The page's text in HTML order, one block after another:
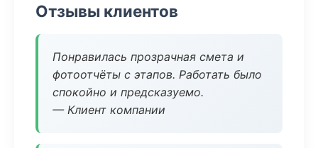
Отзывы клиентов
Понравилась прозрачная смета и
фотоотчёты с этапов. Работать было
спокойно и предсказуемо.
— Клиент компании